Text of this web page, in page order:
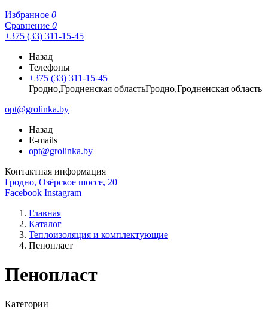
Избранное 0
Сравнение 0
+375 (33) 311-15-45
Назад
Телефоны
+375 (33) 311-15-45
Гродно,Гродненская областьГродно,Гродненская область
opt@grolinka.by
Назад
E-mails
opt@grolinka.by
Контактная информация
Гродно, Озёрское шоссе, 20
Facebook Instagram
Главная
Каталог
Теплоизоляция и комплектующие
Пенопласт
Пенопласт
Категории